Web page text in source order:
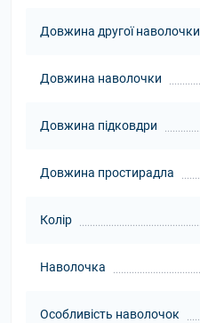
Довжина другої наволочки
Довжина наволочки
Довжина підковдри
Довжина простирадла
Колір
Наволочка
Особливість наволочок